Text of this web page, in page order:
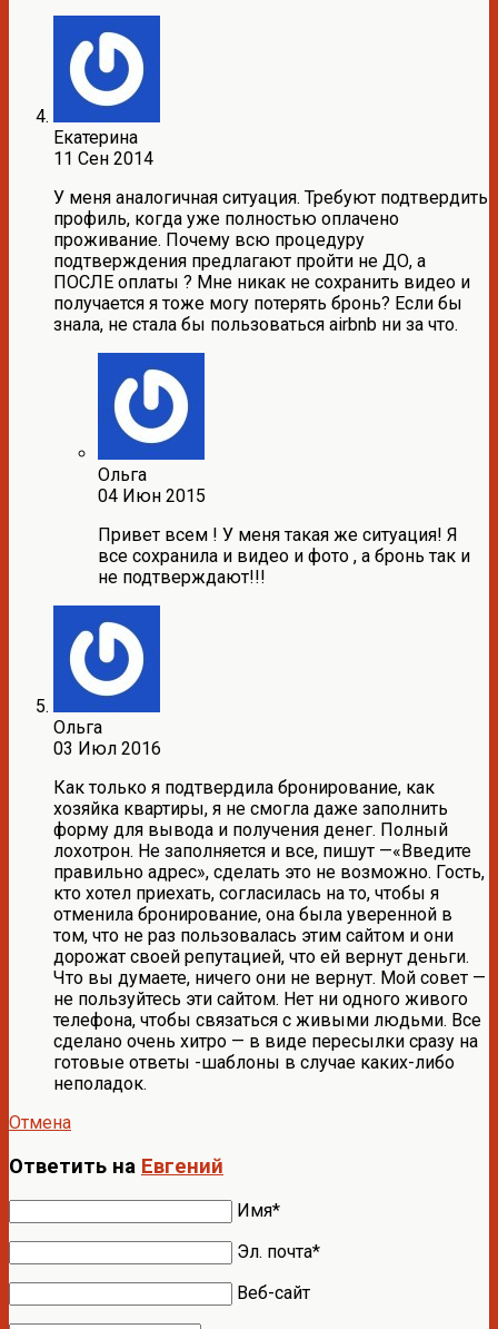
Екатерина
11 Сен 2014
У меня аналогичная ситуация. Требуют подтвердить
профиль, когда уже полностью оплачено
проживание. Почему всю процедуру
подтверждения предлагают пройти не ДО, а
ПОСЛЕ оплаты ? Мне никак не сохранить видео и
получается я тоже могу потерять бронь? Если бы
знала, не стала бы пользоваться airbnb ни за что.
Ольга
04 Июн 2015
Привет всем ! У меня такая же ситуация! Я
все сохранила и видео и фото , а бронь так и
не подтверждают!!!
Ольга
03 Июл 2016
Как только я подтвердила бронирование, как
хозяйка квартиры, я не смогла даже заполнить
форму для вывода и получения денег. Полный
лохотрон. Не заполняется и все, пишут —«Введите
правильно адрес», сделать это не возможно. Гость,
кто хотел приехать, согласилась на то, чтобы я
отменила бронирование, она была уверенной в
том, что не раз пользовалась этим сайтом и они
дорожат своей репутацией, что ей вернут деньги.
Что вы думаете, ничего они не вернут. Мой совет —
не пользуйтесь эти сайтом. Нет ни одного живого
телефона, чтобы связаться с живыми людьми. Все
сделано очень хитро — в виде пересылки сразу на
готовые ответы -шаблоны в случае каких-либо
неполадок.
Отмена
Ответить на Евгений
Имя*
Эл. почта*
Веб-сайт